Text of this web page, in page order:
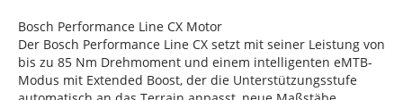
Bosch Performance Line CX Motor
Der Bosch Performance Line CX setzt mit seiner Leistung von
bis zu 85 Nm Drehmoment und einem intelligenten eMTB-
Modus mit Extended Boost, der die Unterstützungsstufe